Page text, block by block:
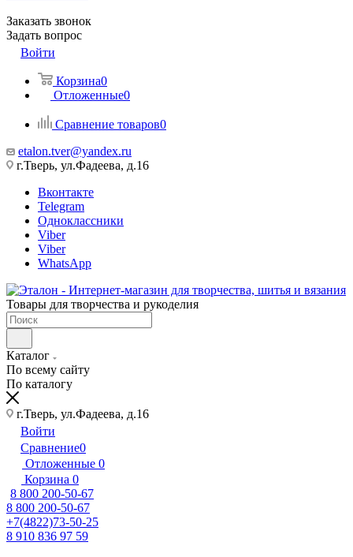
Заказать звонок
Задать вопрос
Войти
Корзина0
Отложенные0
Сравнение товаров0
etalon.tver@yandex.ru
г.Тверь, ул.Фадеева, д.16
Вконтакте
Telegram
Одноклассники
Viber
Viber
WhatsApp
Товары для творчества и рукоделия
Каталог
По всему сайту
По каталогу
г.Тверь, ул.Фадеева, д.16
Войти
Сравнение0
Отложенные 0
Корзина 0
8 800 200-50-67
8 800 200-50-67
+7(4822)73-50-25
8 910 836 97 59